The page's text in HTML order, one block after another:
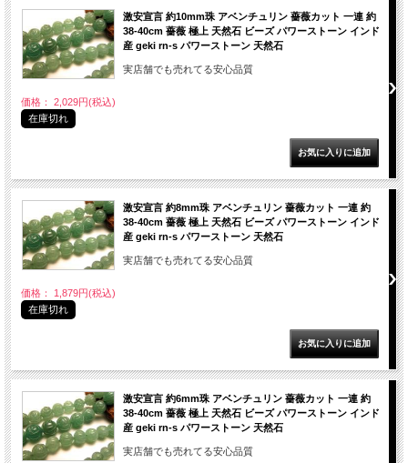
激安宣言 約10mm珠 アベンチュリン 薔薇カット 一連 約
38-40cm 薔薇 極上 天然石 ビーズ パワーストーン インド
産 geki rn-s パワーストーン 天然石
実店舗でも売れてる安心品質
価格： 2,029円(税込)
在庫切れ
激安宣言 約8mm珠 アベンチュリン 薔薇カット 一連 約
38-40cm 薔薇 極上 天然石 ビーズ パワーストーン インド
産 geki rn-s パワーストーン 天然石
実店舗でも売れてる安心品質
価格： 1,879円(税込)
在庫切れ
激安宣言 約6mm珠 アベンチュリン 薔薇カット 一連 約
38-40cm 薔薇 極上 天然石 ビーズ パワーストーン インド
産 geki rn-s パワーストーン 天然石
実店舗でも売れてる安心品質